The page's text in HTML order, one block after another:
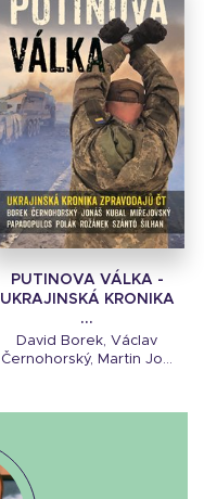
PUTINOVA VÁLKA -
UKRAJINSKÁ KRONIKA
...
David Borek, Václav
Černohorský, Martin Jo...